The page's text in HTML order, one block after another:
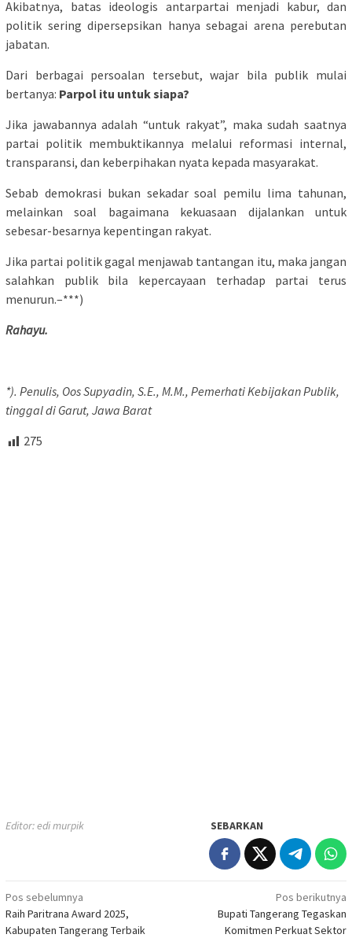
Akibatnya, batas ideologis antarpartai menjadi kabur, dan
politik sering dipersepsikan hanya sebagai arena perebutan
jabatan.
Dari berbagai persoalan tersebut, wajar bila publik mulai
bertanya: Parpol itu untuk siapa?
Jika jawabannya adalah “untuk rakyat”, maka sudah saatnya
partai politik membuktikannya melalui reformasi internal,
transparansi, dan keberpihakan nyata kepada masyarakat.
Sebab demokrasi bukan sekadar soal pemilu lima tahunan,
melainkan soal bagaimana kekuasaan dijalankan untuk
sebesar-besarnya kepentingan rakyat.
Jika partai politik gagal menjawab tantangan itu, maka jangan
salahkan publik bila kepercayaan terhadap partai terus
menurun.–***)
Rahayu.
*). Penulis, Oos Supyadin, S.E., M.M., Pemerhati Kebijakan Publik,
tinggal di Garut, Jawa Barat
275
Editor: edi murpik SEBARKAN
Navigasi
pos
Pos sebelumnya
Raih Paritrana Award 2025,
Kabupaten Tangerang Terbaik
Pos berikutnya
Bupati Tangerang Tegaskan
Komitmen Perkuat Sektor